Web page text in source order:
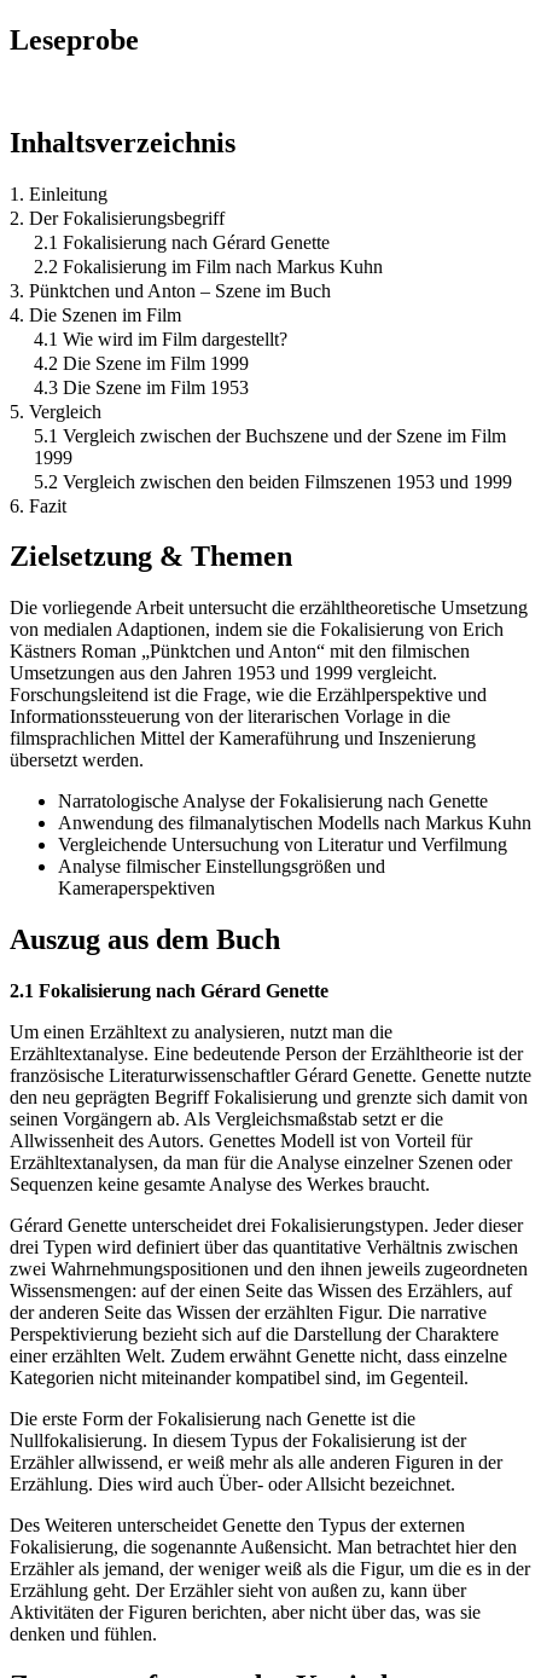
Leseprobe
Inhaltsverzeichnis
1. Einleitung
2. Der Fokalisierungsbegriff
2.1 Fokalisierung nach Gérard Genette
2.2 Fokalisierung im Film nach Markus Kuhn
3. Pünktchen und Anton – Szene im Buch
4. Die Szenen im Film
4.1 Wie wird im Film dargestellt?
4.2 Die Szene im Film 1999
4.3 Die Szene im Film 1953
5. Vergleich
5.1 Vergleich zwischen der Buchszene und der Szene im Film
1999
5.2 Vergleich zwischen den beiden Filmszenen 1953 und 1999
6. Fazit
Zielsetzung & Themen
Die vorliegende Arbeit untersucht die erzähltheoretische Umsetzung
von medialen Adaptionen, indem sie die Fokalisierung von Erich
Kästners Roman „Pünktchen und Anton“ mit den filmischen
Umsetzungen aus den Jahren 1953 und 1999 vergleicht.
Forschungsleitend ist die Frage, wie die Erzählperspektive und
Informationssteuerung von der literarischen Vorlage in die
filmsprachlichen Mittel der Kameraführung und Inszenierung
übersetzt werden.
Narratologische Analyse der Fokalisierung nach Genette
Anwendung des filmanalytischen Modells nach Markus Kuhn
Vergleichende Untersuchung von Literatur und Verfilmung
Analyse filmischer Einstellungsgrößen und
Kameraperspektiven
Auszug aus dem Buch
2.1 Fokalisierung nach Gérard Genette
Um einen Erzähltext zu analysieren, nutzt man die
Erzähltextanalyse. Eine bedeutende Person der Erzähltheorie ist der
französische Literaturwissenschaftler Gérard Genette. Genette nutzte
den neu geprägten Begriff Fokalisierung und grenzte sich damit von
seinen Vorgängern ab. Als Vergleichsmaßstab setzt er die
Allwissenheit des Autors. Genettes Modell ist von Vorteil für
Erzähltextanalysen, da man für die Analyse einzelner Szenen oder
Sequenzen keine gesamte Analyse des Werkes braucht.
Gérard Genette unterscheidet drei Fokalisierungstypen. Jeder dieser
drei Typen wird definiert über das quantitative Verhältnis zwischen
zwei Wahrnehmungspositionen und den ihnen jeweils zugeordneten
Wissensmengen: auf der einen Seite das Wissen des Erzählers, auf
der anderen Seite das Wissen der erzählten Figur. Die narrative
Perspektivierung bezieht sich auf die Darstellung der Charaktere
einer erzählten Welt. Zudem erwähnt Genette nicht, dass einzelne
Kategorien nicht miteinander kompatibel sind, im Gegenteil.
Die erste Form der Fokalisierung nach Genette ist die
Nullfokalisierung. In diesem Typus der Fokalisierung ist der
Erzähler allwissend, er weiß mehr als alle anderen Figuren in der
Erzählung. Dies wird auch Über- oder Allsicht bezeichnet.
Des Weiteren unterscheidet Genette den Typus der externen
Fokalisierung, die sogenannte Außensicht. Man betrachtet hier den
Erzähler als jemand, der weniger weiß als die Figur, um die es in der
Erzählung geht. Der Erzähler sieht von außen zu, kann über
Aktivitäten der Figuren berichten, aber nicht über das, was sie
denken und fühlen.